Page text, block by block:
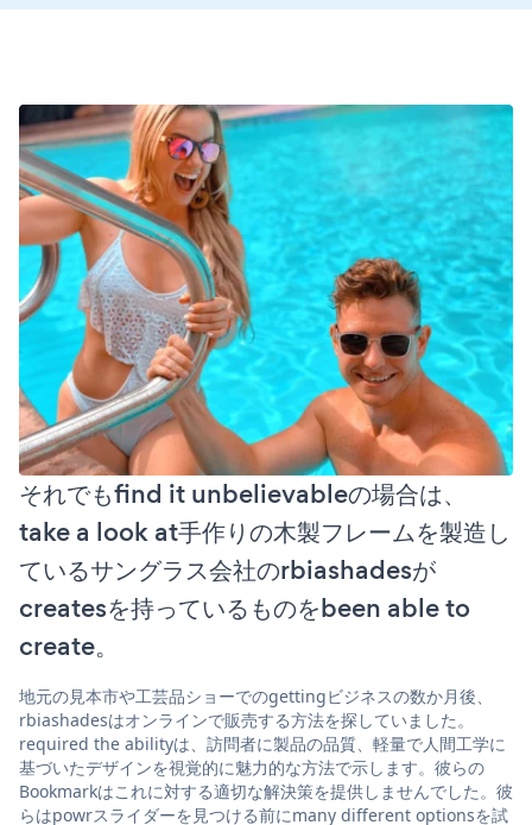
それでもfind it unbelievableの場合は、
take a look at手作りの木製フレームを製造し
ているサングラス会社のrbiashadesが
createsを持っているものをbeen able to
create。
地元の見本市や工芸品ショーでのgettingビジネスの数か月後、
rbiashadesはオンラインで販売する方法を探していました。
required the abilityは、訪問者に製品の品質、軽量で人間工学に
基づいたデザインを視覚的に魅力的な方法で示します。彼らの
Bookmarkはこれに対する適切な解決策を提供しませんでした。彼
らはpowrスライダーを見つける前にmany different optionsを試